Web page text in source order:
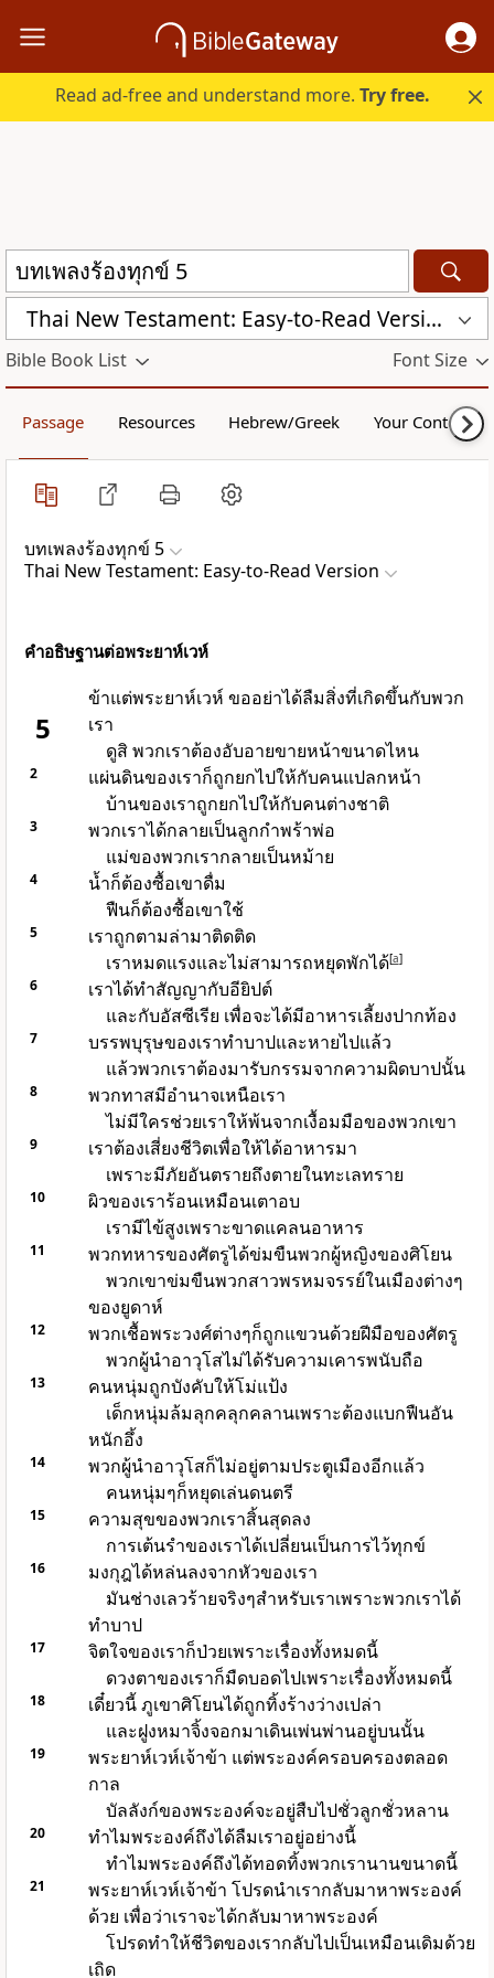
Read ad-free and understand more.Try free.
Thai New Testament: Easy-to-Read Version (ERV-TH)
Bible Book List Font Size
Passage Resources Hebrew/Greek Your Content
บทเพลง​ร้องทุกข์ 5
Thai New Testament: Easy-to-Read Version
คำอธิษฐานต่อพระยาห์เวห์
5
ข้าแต่พระยาห์เวห์ ขออย่าได้ลืมสิ่งที่เกิดขึ้นกับพวก
เรา
ดูสิ พวกเราต้องอับอายขายหน้าขนาดไหน
2
แผ่นดินของเราก็ถูกยกไปให้กับคนแปลกหน้า
บ้านของเราถูกยกไปให้กับคนต่างชาติ
3
พวกเราได้กลายเป็นลูกกำพร้าพ่อ
แม่ของพวกเรากลายเป็นหม้าย
4
น้ำก็ต้องซื้อเขาดื่ม
ฟืนก็ต้องซื้อเขาใช้
5
เราถูกตามล่ามาติดติด
เราหมดแรงและไม่สามารถหยุดพักได้[a]
6
เราได้ทำสัญญากับอียิปต์
และกับอัสซีเรีย เพื่อจะได้มีอาหารเลี้ยงปากท้อง
7
บรรพบุรุษของเราทำบาปและหายไปแล้ว
แล้วพวกเราต้องมารับกรรมจากความผิดบาปนั้น
8
พวกทาสมีอำนาจเหนือเรา
ไม่มีใครช่วยเราให้พ้นจากเงื้อมมือของพวกเขา
9
เราต้องเสี่ยงชีวิตเพื่อให้ได้อาหารมา
เพราะมีภัยอันตรายถึงตายในทะเลทราย
10
ผิวของเราร้อนเหมือนเตาอบ
เรามีไข้สูงเพราะขาดแคลนอาหาร
11
พวกทหารของศัตรูได้ข่มขืนพวกผู้หญิงของศิโยน
พวกเขาข่มขืนพวกสาวพรหมจรรย์ในเมืองต่างๆ
ของยูดาห์
12
พวกเชื้อพระวงศ์ต่างๆก็ถูกแขวนด้วยฝีมือของศัตรู
พวกผู้นำอาวุโสไม่ได้รับความเคารพนับถือ
13
คนหนุ่มถูกบังคับให้โม่แป้ง
เด็กหนุ่มล้มลุกคลุกคลานเพราะต้องแบกฟืนอัน
หนักอึ้ง
14
พวกผู้นำอาวุโสก็ไม่อยู่ตามประตูเมืองอีกแล้ว
คนหนุ่มๆก็หยุดเล่นดนตรี
15
ความสุขของพวกเราสิ้นสุดลง
การเต้นรำของเราได้เปลี่ยนเป็นการไว้ทุกข์
16
มงกุฎได้หล่นลงจากหัวของเรา
มันช่างเลวร้ายจริงๆสำหรับเราเพราะพวกเราได้
ทำบาป
17
จิตใจของเราก็ป่วยเพราะเรื่องทั้งหมดนี้
ดวงตาของเราก็มืดบอดไปเพราะเรื่องทั้งหมดนี้
18
เดี๋ยวนี้ ภูเขาศิโยนได้ถูกทิ้งร้างว่างเปล่า
และฝูงหมาจิ้งจอกมาเดินเพ่นพ่านอยู่บนนั้น
19
พระยาห์เวห์เจ้าข้า แต่พระองค์ครอบครองตลอด
กาล
บัลลังก์ของพระองค์จะอยู่สืบไปชั่วลูกชั่วหลาน
20
ทำไมพระองค์ถึงได้ลืมเราอยู่อย่างนี้
ทำไมพระองค์ถึงได้ทอดทิ้งพวกเรานานขนาดนี้
21
พระยาห์เวห์เจ้าข้า โปรดนำเรากลับมาหาพระองค์
ด้วย เพื่อว่าเราจะได้กลับมาหาพระองค์
โปรดทำให้ชีวิตของเรากลับไปเป็นเหมือนเดิมด้วย
เถิด